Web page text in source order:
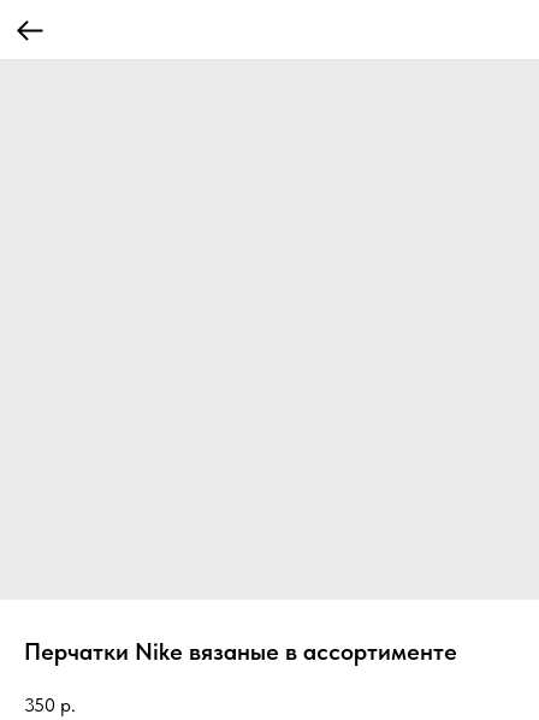
Перчатки Nike вязаные в ассортименте
350 р.